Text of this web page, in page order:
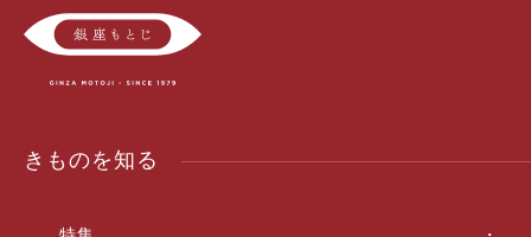
きものを知る